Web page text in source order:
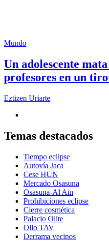
Mundo
Un adolescente
profesores en un
Eztizen Uriarte
Temas destacados
Tiempo eclipse
Autovía Jaca
Cese HUN
Mercado Osasuna
Osasuna-Al Ain
Prohibiciones eclipse
Cierre cosmética
Palacio Olite
Ollo TAV
Derrama vecinos